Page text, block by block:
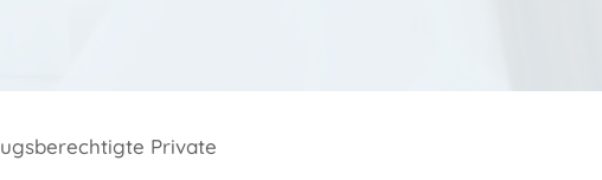
Private